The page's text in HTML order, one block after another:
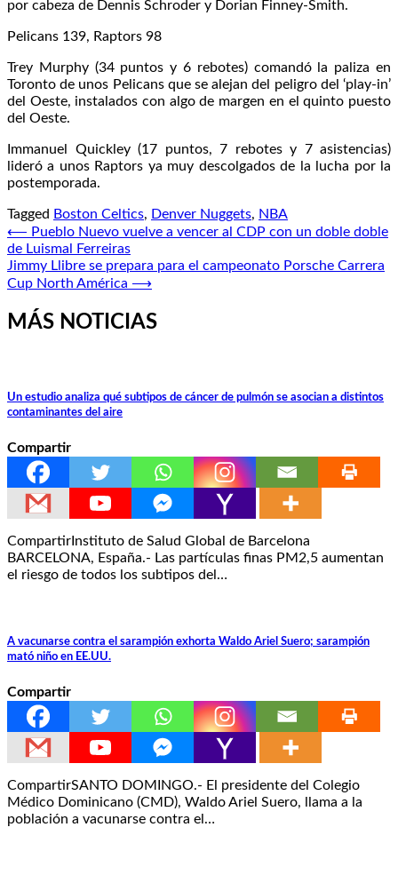
por cabeza de Dennis Schroder y Dorian Finney-Smith.
Pelicans 139, Raptors 98
Trey Murphy (34 puntos y 6 rebotes) comandó la paliza en
Toronto de unos Pelicans que se alejan del peligro del ‘play-in’
del Oeste, instalados con algo de margen en el quinto puesto
del Oeste.
Immanuel Quickley (17 puntos, 7 rebotes y 7 asistencias)
lideró a unos Raptors ya muy descolgados de la lucha por la
postemporada.
Tagged Boston Celtics, Denver Nuggets, NBA
Navegación
de
entradas
⟵ Pueblo Nuevo vuelve a vencer al CDP con un doble doble
de Luismal Ferreiras
Jimmy Llibre se prepara para el campeonato Porsche Carrera
Cup North América ⟶
MÁS NOTICIAS
Un estudio analiza qué subtipos de cáncer de pulmón se asocian a distintos
contaminantes del aire
Compartir
CompartirInstituto de Salud Global de Barcelona
BARCELONA, España.- Las partículas finas PM2,5 aumentan
el riesgo de todos los subtipos del…
A vacunarse contra el sarampión exhorta Waldo Ariel Suero; sarampión
mató niño en EE.UU.
Compartir
CompartirSANTO DOMINGO.- El presidente del Colegio
Médico Dominicano (CMD), Waldo Ariel Suero, llama a la
población a vacunarse contra el…